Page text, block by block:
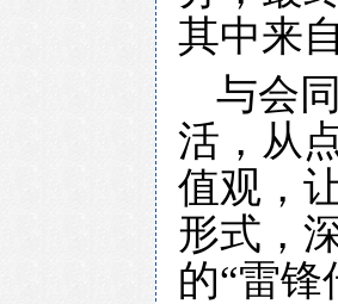
其中来
与会
活，从
值观，
形式，
的“雷锋